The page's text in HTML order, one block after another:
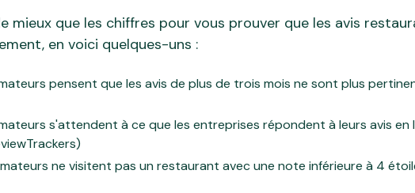
mieux que les chiffres pour vous prouver que les avis
en voici quelques-uns :
pensent que les avis de plus de trois mois ne sont plus
s'attendent à ce que les entreprises répondent à leurs avis en
ne visitent pas un restaurant avec une note inférieure à 4